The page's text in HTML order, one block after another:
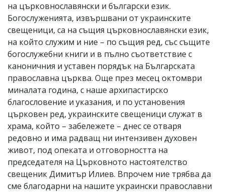
на църковнославянски и български език.
Богослуженията, извършвани от украинските
свещеници, са на същия църковнославянски език,
на който служим и ние – по същия ред, със същите
богослужебни книги и в пълно съответствие с
каноничния и уставен порядък на Българската
православна църква. Още през месец октомври
миналата година, с наше архипастирско
благословение и указания, и по установения
църковен ред, украинските свещеници служат в
храма, който – забележете – днес се отваря
редовно и има радващ ни интензивен духовен
живот, под опеката и отговорността на
председателя на Църковното настоятелство
свещеник Димитър Илиев. Впрочем ние трябва да
сме благодарни на нашите украински православни